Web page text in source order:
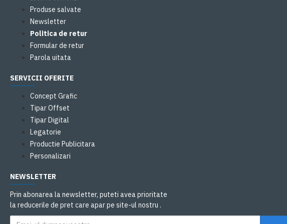
Produse salvate
Newsletter
Politica de retur
Formular de retur
Parola uitata
SERVICII OFERITE
Concept Grafic
Tipar Offset
Tipar Digital
Legatorie
Productie Publicitara
Personalizari
NEWSLETTER
Prin abonarea la newsletter, puteti avea prioritate
la reducerile de pret care apar pe site-ul nostru .